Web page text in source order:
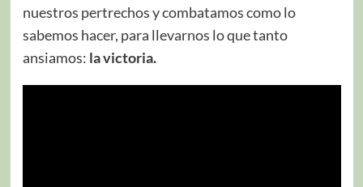
nuestros pertrechos y combatamos como lo
sabemos hacer, para llevarnos lo que tanto
ansiamos: la victoria.